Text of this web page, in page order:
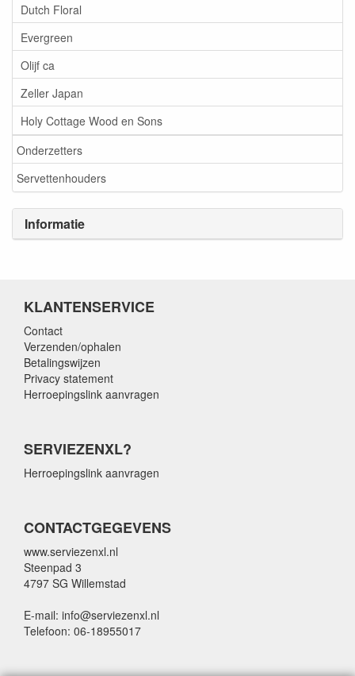
Dutch Floral
Evergreen
Olijf ca
Zeller Japan
Holy Cottage Wood en Sons
Onderzetters
Servettenhouders
Informatie
KLANTENSERVICE
Contact
Verzenden/ophalen
Betalingswijzen
Privacy statement
Herroepingslink aanvragen
SERVIEZENXL?
Herroepingslink aanvragen
CONTACTGEGEVENS
www.serviezenxl.nl
Steenpad 3
4797 SG Willemstad
E-mail: info@serviezenxl.nl
Telefoon: 06-18955017